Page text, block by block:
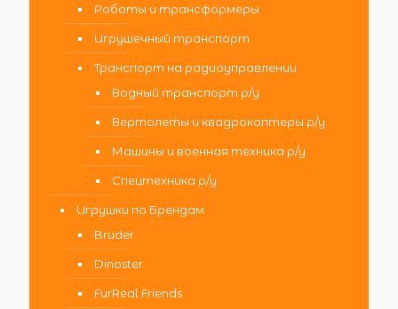
Роботы и трансформеры
Игрушечный транспорт
Транспорт на радиоуправлении
Водный транспорт р/у
Вертолеты и квадрокоптеры р/у
Машины и военная техника р/у
Спецтехника р/у
Игрушки по Брендам
Bruder
Dinoster
FurReal Friends